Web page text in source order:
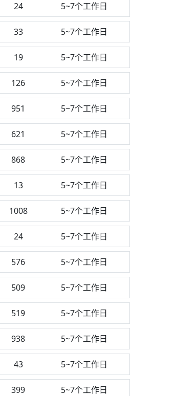
24 5~7个工作日
33 5~7个工作日
19 5~7个工作日
126 5~7个工作日
951 5~7个工作日
621 5~7个工作日
868 5~7个工作日
13 5~7个工作日
1008 5~7个工作日
24 5~7个工作日
576 5~7个工作日
509 5~7个工作日
519 5~7个工作日
938 5~7个工作日
43 5~7个工作日
399 5~7个工作日